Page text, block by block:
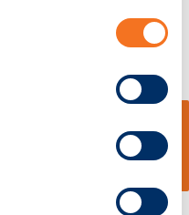
€ 2.000.000,00 i.v. La